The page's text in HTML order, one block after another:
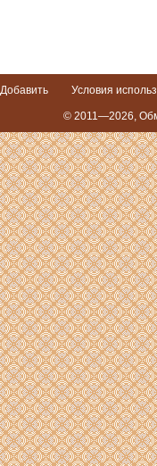
Добавить Условия
© 2011—2026,